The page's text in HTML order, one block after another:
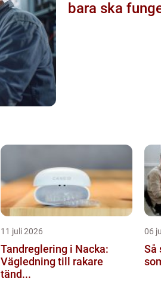
bara ska
11 juli 2026
Tandreglering i Nacka:
Vägledning till rakare
tänd...
06
Så